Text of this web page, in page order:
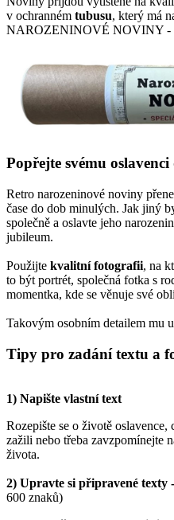
v ochranném tubusu, který má
NAROZENINOVÉ NOVINY -
Popřejte svému
Retro narozeninové noviny
čase do dob minulých. Jak jiný
společně a oslavte jeho
jubileum.
Použijte kvalitní fotografii, na
to být portrét, společná fotka s
momentka, kde se věnuje své
Takovým osobním detailem mu
Tipy pro zadání textu a
1) Napište vlastní text
Rozepište se o životě oslavence,
zažili nebo třeba zavzpomínejte
života.
2) Upravte si připravené texty -
600 znaků)